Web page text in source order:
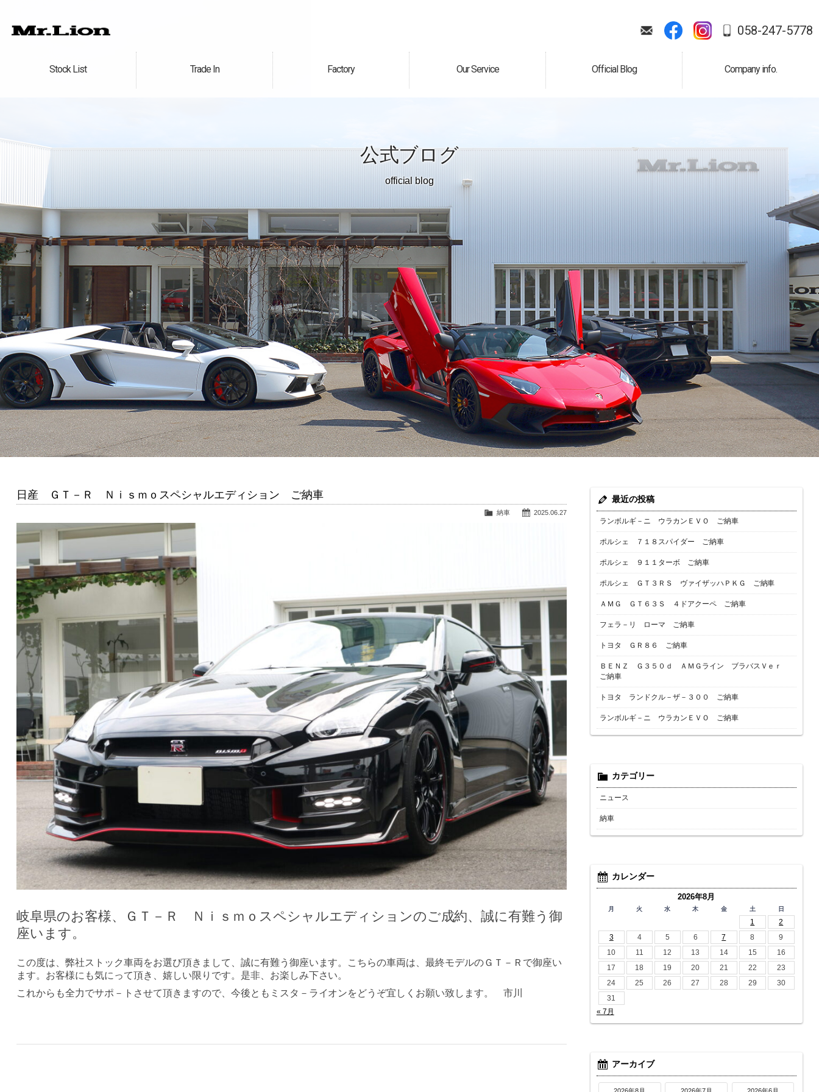
058-247-5778
Stock List
在庫車情報 Trade In
買取無料査定 Factory
自社工場 Our Service
サービス案内 Official Blog
公式ブログ Company info.
会社案内
公式ブログ
official blog
日産 ＧＴ－Ｒ Ｎｉｓｍｏスペシャルエディション ご納車
2025.06.27
納車
岐阜県のお客様、ＧＴ－Ｒ Ｎｉｓｍｏスペシャルエディションのご成約、誠に有難う御
座います。
この度は、弊社ストック車両をお選び頂きまして、誠に有難う御座います。こちらの車両は、最終モデルのＧＴ－Ｒで御座い
ます。お客様にも気にって頂き、嬉しい限りです。是非、お楽しみ下さい。
これからも全力でサポ－トさせて頂きますので、今後ともミスタ－ライオンをどうぞ宜しくお願い致します。 市川
最近の投稿
ランボルギ－ニ ウラカンＥＶＯ ご納車
ポルシェ ７１８スパイダー ご納車
ポルシェ ９１１ターボ ご納車
ポルシェ ＧＴ３ＲＳ ヴァイザッハＰＫＧ ご納車
ＡＭＧ ＧＴ６３Ｓ ４ドアクーペ ご納車
フェラ－リ ローマ ご納車
トヨタ ＧＲ８６ ご納車
ＢＥＮＺ Ｇ３５０ｄ ＡＭＧライン ブラバスＶｅｒ
ご納車
トヨタ ランドクル－ザ－３００ ご納車
ランボルギ－ニ ウラカンＥＶＯ ご納車
カテゴリー
ニュース
納車
カレンダー
2026年8月
月 火 水 木 金 土 日
1
2
3
4 5 6 7 8
9
10
11 12 13 14 15
16
17
18 19 20 21 22
23
24
25 26 27 28 29
30
31
« 7月
アーカイブ